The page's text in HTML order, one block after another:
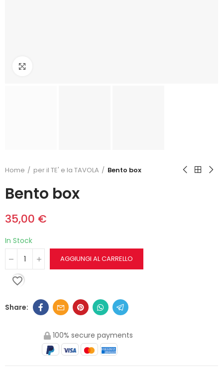
Home per il TE' e la TAVOLA Bento box
Bento box
35,00 €
In Stock
AGGIUNGI AL CARRELLO
favorite_border
100% secure payments